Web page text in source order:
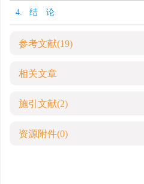
4. 结 论
参考文献(19)
相关文章
施引文献(2)
资源附件(0)